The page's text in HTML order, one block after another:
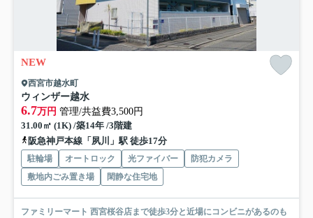
NEW
西宮市越水町
ウィンザー越水
6.7万円 管理/共益費3,500円
31.00㎡ (1K) /築14年 /3階建
阪急神戸本線「夙川」駅 徒歩17分
駐輪場 オートロック 光ファイバー
防犯カメラ
敷地内ごみ置き場
閑静な住宅地
ファミリーマート 西宮桜谷店まで徒歩3分と近場にコンビニがあるのも